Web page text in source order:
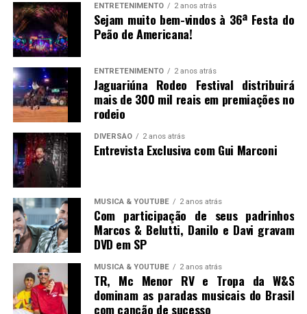
ENTRETENIMENTO 2 anos atrás
Sejam muito bem-vindos à 36ª Festa do
Peão de Americana!
ENTRETENIMENTO 2 anos atrás
Jaguariúna Rodeo Festival distribuirá
mais de 300 mil reais em premiações no
rodeio
DIVERSÃO 2 anos atrás
Entrevista Exclusiva com Gui Marconi
MUSICA & YOUTUBE 2 anos atrás
Com participação de seus padrinhos
Marcos & Belutti, Danilo e Davi gravam
DVD em SP
MUSICA & YOUTUBE 2 anos atrás
TR, Mc Menor RV e Tropa da W&S
dominam as paradas musicais do Brasil
com canção de sucesso